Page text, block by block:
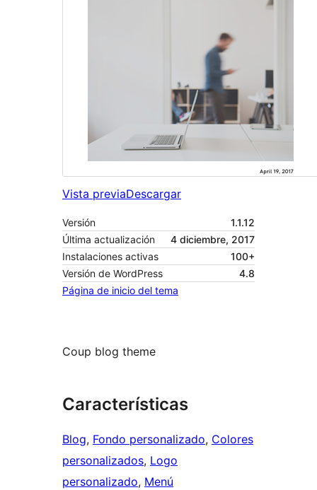
Vista previaDescargar
Versión
1.1.12
Última actualización
4 diciembre, 2017
Instalaciones activas
100+
Versión de WordPress
4.8
Página de inicio del tema
Coup blog theme
Características
Blog, Fondo personalizado, Colores
personalizados, Logo
personalizado, Menú